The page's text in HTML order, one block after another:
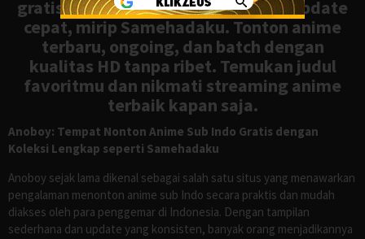
gratis dengan koleksi lengkap dan update
cepat, mirip Samehadaku. Tonton anime
terbaru, ongoing, dan batch dengan
kualitas HD tanpa ribet. Temukan judul
favoritmu dan nikmati streaming anime
terbaik kapan saja.
Anoboy: Tempat Nonton Anime Sub Indo Gratis dengan
Koleksi Lengkap seperti Samehadaku
Anoboy sejak lama dikenal sebagai salah satu situs yang menawarkan
pengalaman menonton anime sub Indo secara praktis dan mudah
diakses oleh para penggemar di Indonesia. Dengan tampilan
sederhana dan update yang konsisten, banyak orang menjadikannya